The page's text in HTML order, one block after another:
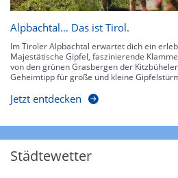
Alpbachtal… Das ist Tirol.
Im Tiroler Alpbachtal erwartet dich ein
Majestätische Gipfel, faszinierende
von den grünen Grasbergen der
Geheimtipp für große und kleine
Jetzt entdecken
Städtewetter